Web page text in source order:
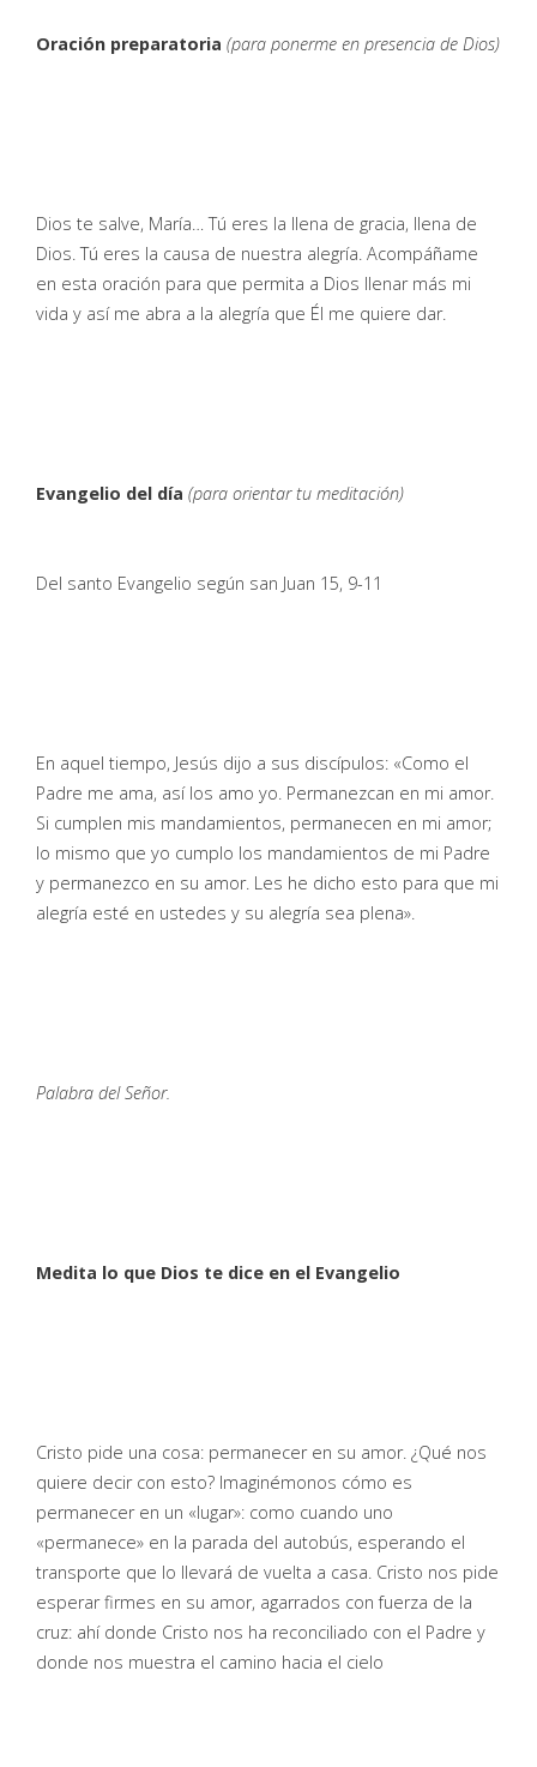
Oración preparatoria (para ponerme en presencia de Dios)
Dios te salve, María… Tú eres la llena de gracia, llena de
Dios. Tú eres la causa de nuestra alegría. Acompáñame
en esta oración para que permita a Dios llenar más mi
vida y así me abra a la alegría que Él me quiere dar.
Evangelio del día (para orientar tu meditación)
Del santo Evangelio según san Juan 15, 9-11
En aquel tiempo, Jesús dijo a sus discípulos: «Como el
Padre me ama, así los amo yo. Permanezcan en mi amor.
Si cumplen mis mandamientos, permanecen en mi amor;
lo mismo que yo cumplo los mandamientos de mi Padre
y permanezco en su amor. Les he dicho esto para que mi
alegría esté en ustedes y su alegría sea plena».
Palabra del Señor.
Medita lo que Dios te dice en el Evangelio
Cristo pide una cosa: permanecer en su amor. ¿Qué nos
quiere decir con esto? Imaginémonos cómo es
permanecer en un «lugar»: como cuando uno
«permanece» en la parada del autobús, esperando el
transporte que lo llevará de vuelta a casa. Cristo nos pide
esperar firmes en su amor, agarrados con fuerza de la
cruz: ahí donde Cristo nos ha reconciliado con el Padre y
donde nos muestra el camino hacia el cielo